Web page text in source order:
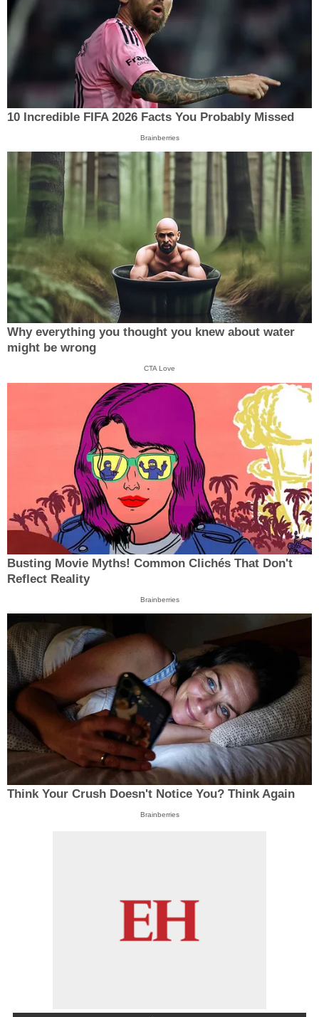
10 Incredible FIFA 2026 Facts You Probably Missed
Brainberries
Why everything you thought you knew about water
might be wrong
CTA Love
Busting Movie Myths! Common Clichés That Don't
Reflect Reality
Brainberries
Think Your Crush Doesn't Notice You? Think Again
Brainberries